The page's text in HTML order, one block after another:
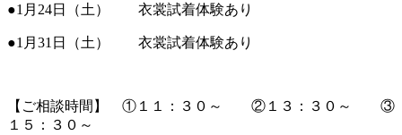
●1月24日（土） 衣裳試着体験あり
●1月31日（土） 衣裳試着体験あり
【ご相談時間】 ①１１：３０～ ②１３：３０～ ③
１５：３０～